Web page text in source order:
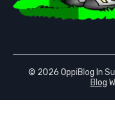
© 2026 OppiBlog In
Blog